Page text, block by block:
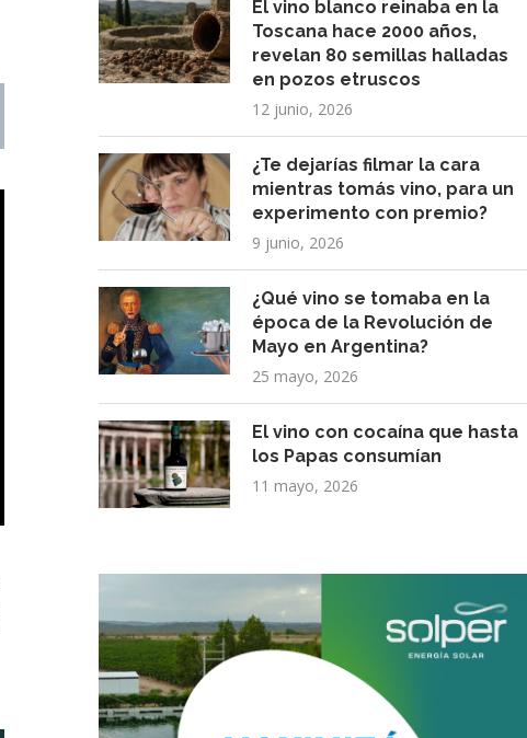
El vino blanco reinaba en la
Toscana hace 2000 años,
revelan 80 semillas halladas
en pozos etruscos
12 junio, 2026
¿Te dejarías filmar la cara
mientras tomás vino, para un
experimento con premio?
9 junio, 2026
¿Qué vino se tomaba en la
época de la Revolución de
Mayo en Argentina?
25 mayo, 2026
El vino con cocaína que hasta
los Papas consumían
11 mayo, 2026